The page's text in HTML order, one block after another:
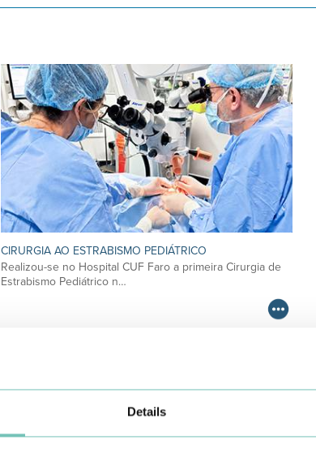
Details
CIRURGIA AO ESTRABISMO PEDIÁTRICO
Realizou-se no Hospital CUF Faro a primeira Cirurgia de
Estrabismo Pediátrico n…